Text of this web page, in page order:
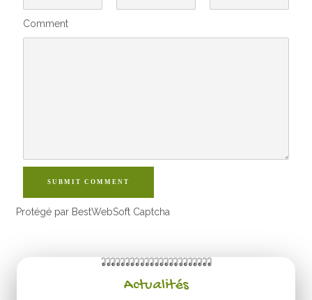
Comment
SUBMIT COMMENT
Protégé par BestWebSoft Captcha
Actualités